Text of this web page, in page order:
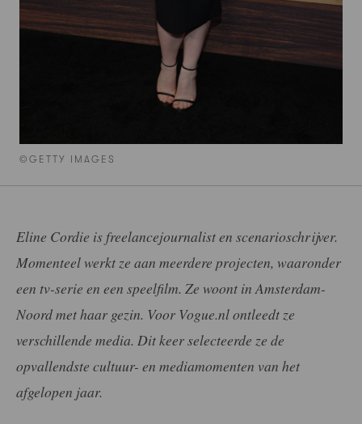
©GETTY IMAGES
Eline Cordie is freelancejournalist en scenarioschrijver.
Momenteel werkt ze aan meerdere projecten, waaronder
een tv-serie en een speelfilm. Ze woont in Amsterdam-
Noord met haar gezin. Voor Vogue.nl ontleedt ze
verschillende media. Dit keer selecteerde ze de
opvallendste cultuur- en mediamomenten van het
afgelopen jaar.